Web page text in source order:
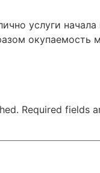
услуги
окупаемость
Required fields